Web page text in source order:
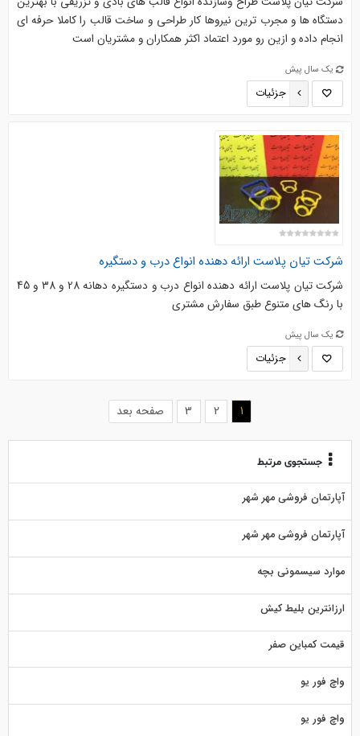
دستگاه ها و مجرب ترین نیروها کار طراحی و ساخت قالب را کاملا حرفه ای
انجام داده و ازین رو مورد اعتماد اکثر همکاران و مشتریان است
یک سال پیش
جزئیات
شرکت تیان پلاست ارائه دهنده انواع درب و دستگیره
شرکت تیان پلاست ارائه دهنده انواع درب و دستگیره دهانه 28 و 38 و 45
با رنگ های متنوع طبق سفارش مشتری
یک سال پیش
جزئیات
1
(current)
2
3 صفحه بعد
جستجوی مرتبط
آپارتمان فروشی مهر شهر
آپارتمان فروشی مهر شهر
موارد سیسمونی بچه
ارزانترین بلیط کیش
قیمت کمباین صفر
واچ فور یو
واچ فور یو